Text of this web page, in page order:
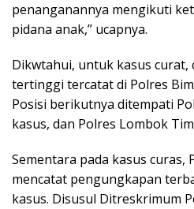
penanganannya mengikuti
pidana anak,” ucapnya.
Dikwtahui, untuk kasus curat,
tertinggi tercatat di Polres
Posisi berikutnya ditempati
kasus, dan Polres Lombok
Sementara pada kasus curas,
mencatat pengungkapan
kasus. Disusul Ditreskrimum